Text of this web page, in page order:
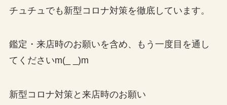
チュチュでも新型コロナ対策を徹底しています。
鑑定・来店時のお願いを含め、もう一度目を通し
てくださいm(_ _)m
新型コロナ対策と来店時のお願い